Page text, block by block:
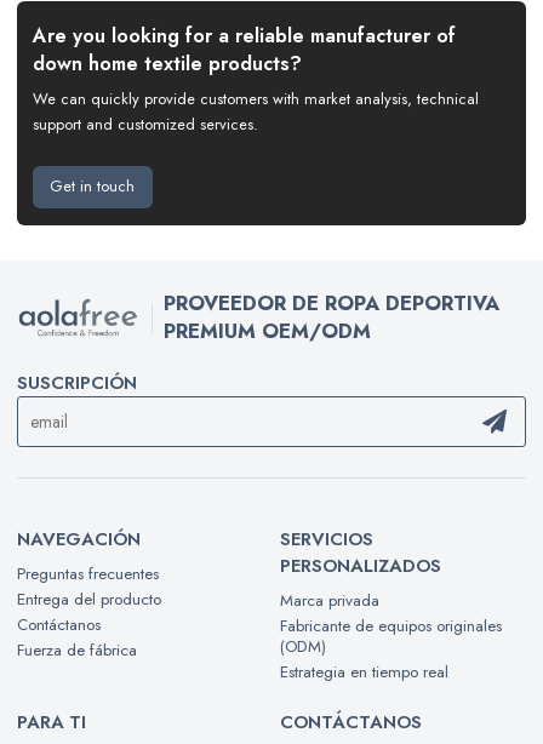
Are you looking for a reliable manufacturer of
down home textile products?
We can quickly provide customers with market analysis, technical
support and customized services.
Get in touch
PROVEEDOR DE ROPA DEPORTIVA
PREMIUM OEM/ODM
SUSCRIPCIÓN
NAVEGACIÓN
Preguntas frecuentes
Entrega del producto
Contáctanos
Fuerza de fábrica
SERVICIOS
PERSONALIZADOS
Marca privada
Fabricante de equipos originales
(ODM)
Estrategia en tiempo real
PARA TI CONTÁCTANOS